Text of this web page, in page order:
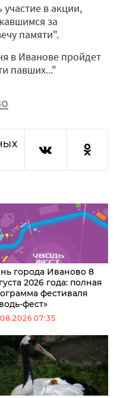
в акции,
за
памяти".
в Иванове пройдет
павших..."
города Иваново 8
2026 года: полная
фестиваля
фест»
07:35